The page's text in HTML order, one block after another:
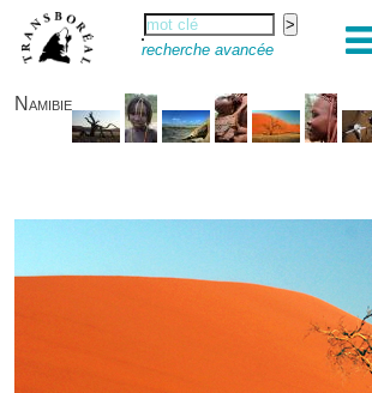
recherche avancée
Namibie